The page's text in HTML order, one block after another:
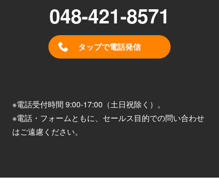
048-421-8571
タップで電話発信
※電話受付時間 9:00-17:00（土日祝除く）。
※電話・フォームともに、セールス目的での問い合わせ
はご遠慮ください。